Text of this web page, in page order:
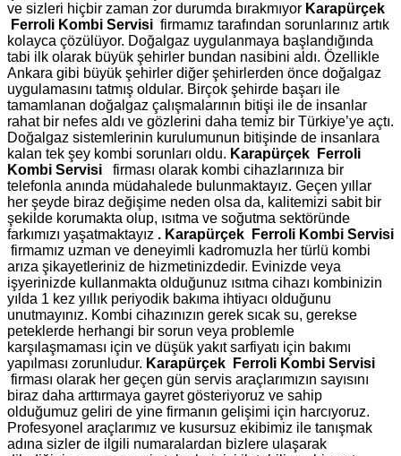
ve sizleri hiçbir zaman zor durumda bırakmıyor Karapürçek
Ferroli Kombi Servisi firmamız tarafından sorunlarınız artık
kolayca çözülüyor. Doğalgaz uygulanmaya başlandığında
tabi ilk olarak büyük şehirler bundan nasibini aldı. Özellikle
Ankara gibi büyük şehirler diğer şehirlerden önce doğalgaz
uygulamasını tatmış oldular. Birçok şehirde başarı ile
tamamlanan doğalgaz çalışmalarının bitişi ile de insanlar
rahat bir nefes aldı ve gözlerini daha temiz bir Türkiye’ye açtı.
Doğalgaz sistemlerinin kurulumunun bitişinde de insanlara
kalan tek şey kombi sorunları oldu. Karapürçek Ferroli
Kombi Servisi firması olarak kombi cihazlarınıza bir
telefonla anında müdahalede bulunmaktayız. Geçen yıllar
her şeyde biraz değişime neden olsa da, kalitemizi sabit bir
şekilde korumakta olup, ısıtma ve soğutma sektöründe
farkımızı yaşatmaktayız . Karapürçek Ferroli Kombi Servisi
firmamız uzman ve deneyimli kadromuzla her türlü kombi
arıza şikayetleriniz de hizmetinizdedir. Evinizde veya
işyerinizde kullanmakta olduğunuz ısıtma cihazı kombinizin
yılda 1 kez yıllık periyodik bakıma ihtiyacı olduğunu
unutmayınız. Kombi cihazınızın gerek sıcak su, gerekse
peteklerde herhangi bir sorun veya problemle
karşılaşmaması için ve düşük yakıt sarfiyatı için bakımı
yapılması zorunludur. Karapürçek Ferroli Kombi Servisi
firması olarak her geçen gün servis araçlarımızın sayısını
biraz daha arttırmaya gayret gösteriyoruz ve sahip
olduğumuz geliri de yine firmanın gelişimi için harcıyoruz.
Profesyonel araçlarımız ve kusursuz ekibimiz ile tanışmak
adına sizler de ilgili numaralardan bizlere ulaşarak